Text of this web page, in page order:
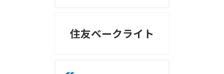
住友ベークライト